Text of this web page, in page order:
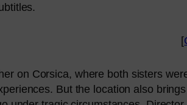
[
on Corsica, whe­re both sis­ters
But the loca­ti­on also